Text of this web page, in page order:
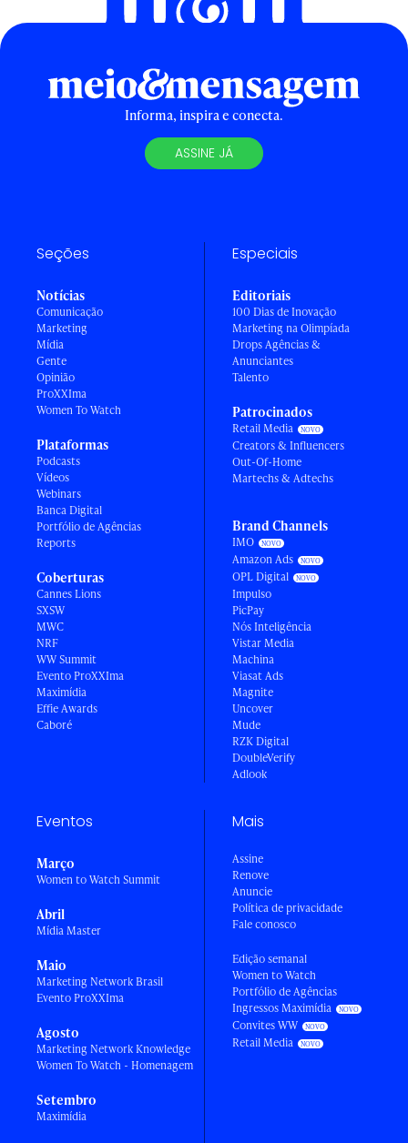
Informa, inspira e conecta.
ASSINE JÁ
Seções
Notícias
Comunicação
Marketing
Mídia
Gente
Opinião
ProXXIma
Women To Watch
Plataformas
Podcasts
Vídeos
Webinars
Banca Digital
Portfólio de Agências
Reports
Coberturas
Cannes Lions
SXSW
MWC
NRF
WW Summit
Evento ProXXIma
Maximídia
Effie Awards
Caboré
Especiais
Editoriais
100 Dias de Inovação
Marketing na Olimpíada
Drops Agências &
Anunciantes
Talento
Patrocinados
Retail Media
Creators & Influencers
Out-Of-Home
Martechs & Adtechs
Brand Channels
IMO
Amazon Ads
OPL Digital
Impulso
PicPay
Nós Inteligência
Vistar Media
Machina
Viasat Ads
Magnite
Uncover
Mude
RZK Digital
DoubleVerify
Adlook
Eventos
Março
Women to Watch Summit
Abril
Mídia Master
Maio
Marketing Network Brasil
Evento ProXXIma
Agosto
Marketing Network Knowledge
Women To Watch - Homenagem
Setembro
Maximídia
Mais
Assine
Renove
Anuncie
Política de privacidade
Fale conosco
Edição semanal
Women to Watch
Portfólio de Agências
Ingressos Maximídia
Convites WW
Retail Media